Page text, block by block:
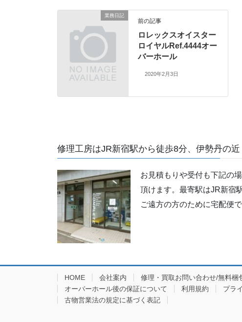
業務日記
前の記事
ロレックスオイスター
ロイヤルRef.4444オー
バーホール
2020年2月3日
修理工房はJR新宿駅から徒歩8分、伊勢丹の
お見積もりや受付も下記の
頂けます。最寄駅はJR新宿
ご遠方の方のために宅配便
HOME 会社案内 修理・買取お問い合わせ/無料梱
オーバーホール後の保証について
利用規約 プラ
古物営業法の規定に基づく表記